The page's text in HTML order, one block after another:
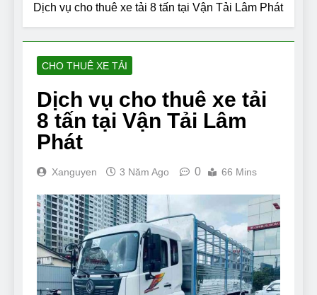
Dịch vụ cho thuê xe tải 8 tấn tại Vận Tải Lâm Phát
CHO THUÊ XE TẢI
Dịch vụ cho thuê xe tải
8 tấn tại Vận Tải Lâm
Phát
Xanguyen 3 Năm Ago 0 66 Mins